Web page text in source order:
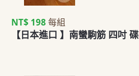
NT$ 198 每組
【日本進口 】南蠻駒筋 四吋 碟